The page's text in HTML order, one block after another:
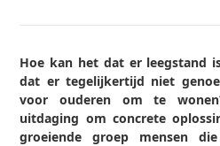
Hoe kan het dat er leegstand
dat er tegelijkertijd niet
voor ouderen om te
uitdaging om concrete
groeiende groep mensen